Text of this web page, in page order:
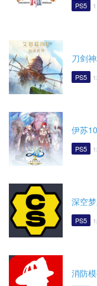
PS5
刀剑
PS5
伊苏
PS5
深空
PS5
消防